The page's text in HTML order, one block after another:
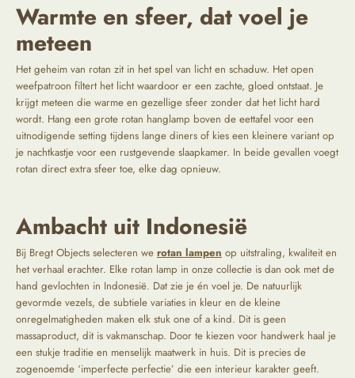
Warmte en sfeer, dat voel je
meteen
Het geheim van rotan zit in het spel van licht en schaduw. Het open
weefpatroon filtert het licht waardoor er een zachte, gloed ontstaat. Je
krijgt meteen die warme en gezellige sfeer zonder dat het licht hard
wordt. Hang een grote rotan hanglamp boven de eettafel voor een
uitnodigende setting tijdens lange diners of kies een kleinere variant op
je nachtkastje voor een rustgevende slaapkamer. In beide gevallen voegt
rotan direct extra sfeer toe, elke dag opnieuw.
Ambacht uit Indonesië
Bij Bregt Objects selecteren we rotan lampen op uitstraling, kwaliteit en
het verhaal erachter. Elke rotan lamp in onze collectie is dan ook met de
hand gevlochten in Indonesië. Dat zie je én voel je. De natuurlijk
gevormde vezels, de subtiele variaties in kleur en de kleine
onregelmatigheden maken elk stuk one of a kind. Dit is geen
massaproduct, dit is vakmanschap. Door te kiezen voor handwerk haal je
een stukje traditie en menselijk maatwerk in huis. Dit is precies de
zogenoemde ‘imperfecte perfectie’ die een interieur karakter geeft.